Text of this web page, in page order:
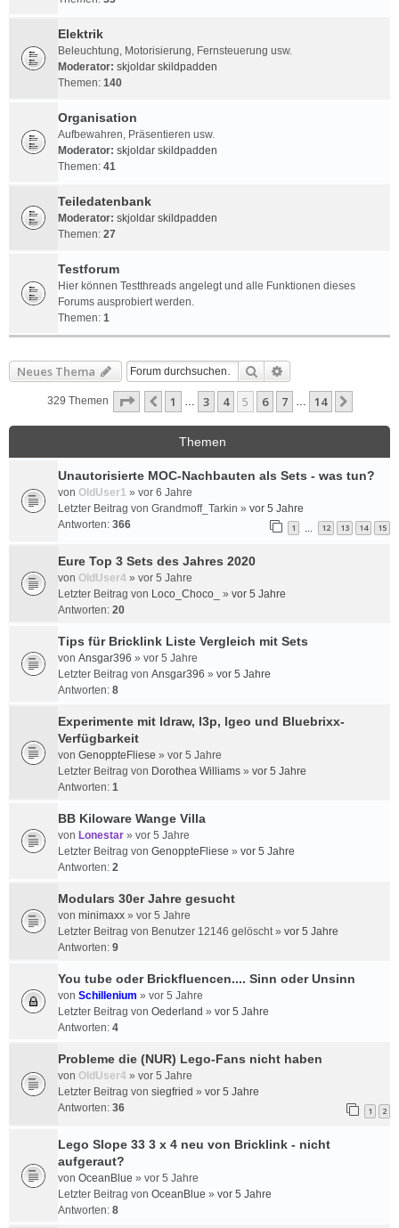
Elektrik
Beleuchtung, Motorisierung, Fernsteuerung usw.
Moderator: skjoldar skildpadden
Themen: 140
Organisation
Aufbewahren, Präsentieren usw.
Moderator: skjoldar skildpadden
Themen: 41
Teiledatenbank
Moderator: skjoldar skildpadden
Themen: 27
Testforum
Hier können Testthreads angelegt und alle Funktionen dieses
Forums ausprobiert werden.
Themen: 1
Neues Thema Suche
329 Themen Seite 5von 14
Vorherige
1 … 3 4 5 6 7 … 14
Themen
Unautorisierte MOC-Nachbauten als Sets - was tun?
von OldUser1 » vor 6 Jahre
Letzter Beitrag von Grandmoff_Tarkin » vor 5 Jahre
Antworten: 366 1 12 13 14 15
Eure Top 3 Sets des Jahres 2020
von OldUser4 » vor 5 Jahre
Letzter Beitrag von Loco_Choco_ » vor 5 Jahre
Antworten: 20
Tips für Bricklink Liste Vergleich mit Sets
von Ansgar396 » vor 5 Jahre
Letzter Beitrag von Ansgar396 » vor 5 Jahre
Antworten: 8
Experimente mit ldraw, l3p, lgeo und Bluebrixx-
Verfügbarkeit
von GenoppteFliese » vor 5 Jahre
Letzter Beitrag von Dorothea Williams » vor 5 Jahre
Antworten: 1
BB Kiloware Wange Villa
von Lonestar » vor 5 Jahre
Letzter Beitrag von GenoppteFliese » vor 5 Jahre
Antworten: 2
Modulars 30er Jahre gesucht
von minimaxx » vor 5 Jahre
Letzter Beitrag von Benutzer 12146 gelöscht» vor 5 Jahre
Antworten: 9
You tube oder Brickfluencen.... Sinn oder Unsinn
von Schillenium » vor 5 Jahre
Letzter Beitrag von Oederland » vor 5 Jahre
Antworten: 4
Probleme die (NUR) Lego-Fans nicht haben
von OldUser4 » vor 5 Jahre
Letzter Beitrag von siegfried » vor 5 Jahre
Antworten: 36 1 2
Lego Slope 33 3 x 4 neu von Bricklink - nicht
aufgeraut?
von OceanBlue » vor 5 Jahre
Letzter Beitrag von OceanBlue » vor 5 Jahre
Antworten: 8